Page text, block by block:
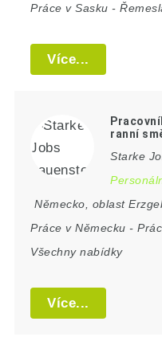
Práce v Sasku -
Více...
ranní
Starke
Německo
oblast
Práce v Německu -
Všechny nabídky
Více...